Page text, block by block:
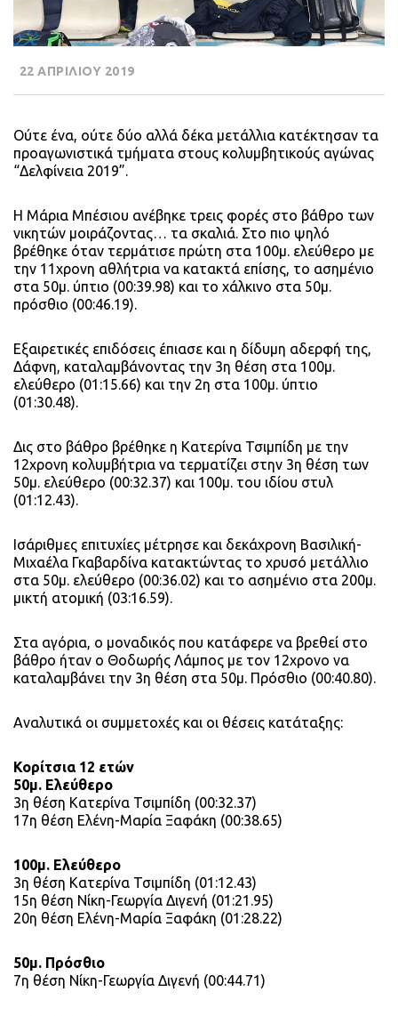
22 ΑΠΡΙΛΙΟΥ 2019
Ούτε ένα, ούτε δύο αλλά δέκα μετάλλια κατέκτησαν τα
προαγωνιστικά τμήματα στους κολυμβητικούς αγώνας
“Δελφίνεια 2019”.
Η Μάρια Μπέσιου ανέβηκε τρεις φορές στο βάθρο των
νικητών μοιράζοντας… τα σκαλιά. Στο πιο ψηλό
βρέθηκε όταν τερμάτισε πρώτη στα 100μ. ελεύθερο με
την 11χρονη αθλήτρια να κατακτά επίσης, το ασημένιο
στα 50μ. ύπτιο (00:39.98) και το χάλκινο στα 50μ.
πρόσθιο (00:46.19).
Εξαιρετικές επιδόσεις έπιασε και η δίδυμη αδερφή της,
Δάφνη, καταλαμβάνοντας την 3η θέση στα 100μ.
ελεύθερο (01:15.66) και την 2η στα 100μ. ύπτιο
(01:30.48).
Δις στο βάθρο βρέθηκε η Κατερίνα Τσιμπίδη με την
12χρονη κολυμβήτρια να τερματίζει στην 3η θέση των
50μ. ελεύθερο (00:32.37) και 100μ. του ιδίου στυλ
(01:12.43).
Ισάριθμες επιτυχίες μέτρησε και δεκάχρονη Βασιλική-
Μιχαέλα Γκαβαρδίνα κατακτώντας το χρυσό μετάλλιο
στα 50μ. ελεύθερο (00:36.02) και το ασημένιο στα 200μ.
μικτή ατομική (03:16.59).
Στα αγόρια, ο μοναδικός που κατάφερε να βρεθεί στο
βάθρο ήταν ο Θοδωρής Λάμπος με τον 12χρονο να
καταλαμβάνει την 3η θέση στα 50μ. Πρόσθιο (00:40.80).
Αναλυτικά οι συμμετοχές και οι θέσεις κατάταξης:
Κορίτσια 12 ετών
50μ. Ελεύθερο
3η θέση Κατερίνα Τσιμπίδη (00:32.37)
17η θέση Ελένη-Μαρία Ξαφάκη (00:38.65)
100μ. Ελεύθερο
3η θέση Κατερίνα Τσιμπίδη (01:12.43)
15η θέση Νίκη-Γεωργία Διγενή (01:21.95)
20η θέση Ελένη-Μαρία Ξαφάκη (01:28.22)
50μ. Πρόσθιο
7η θέση Νίκη-Γεωργία Διγενή (00:44.71)